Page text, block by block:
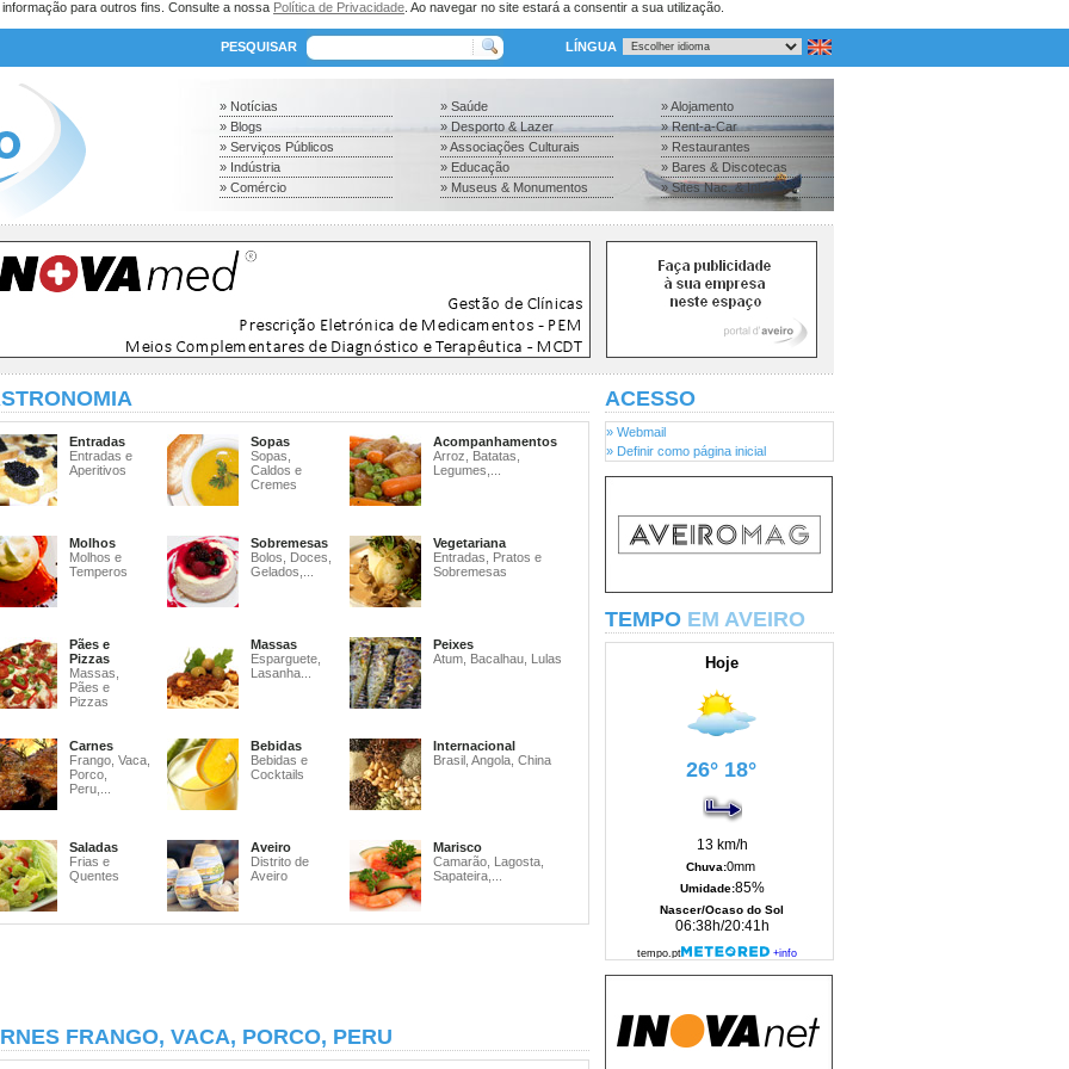
para outros fins. Consulte a nossa Política de Privacidade . Ao navegar no site estará a consentir a sua utilização.
PESQUISAR LÍNGUA
» Notícias
» Blogs
» Serviços Públicos
» Indústria
» Comércio
» Saúde
» Desporto & Lazer
» Associações Culturais
» Educação
» Museus & Monumentos
» Alojamento
» Rent-a-Car
» Restaurantes
» Bares & Discotecas
» Sites Nac. & Inter.
Entradas
Entradas e
Aperitivos
Sopas
Sopas,
Caldos e
Cremes
Acompanhamentos
Arroz, Batatas,
Legumes,...
Molhos
Molhos e
Temperos
Sobremesas
Bolos, Doces,
Gelados,...
Vegetariana
Entradas, Pratos e
Sobremesas
Pães e
Pizzas
Massas,
Pães e
Pizzas
Massas
Esparguete,
Lasanha...
Peixes
Atum, Bacalhau, Lulas
Carnes
Frango, Vaca,
Porco,
Peru,...
Bebidas
Bebidas e
Cocktails
Internacional
Brasil, Angola, China
Saladas
Frias e
Quentes
Aveiro
Distrito de
Aveiro
Marisco
Camarão, Lagosta,
Sapateira,...
FRANGO, VACA, PORCO, PERU
ACESSO
» Webmail
» Definir como página inicial
TEMPO EM AVEIRO